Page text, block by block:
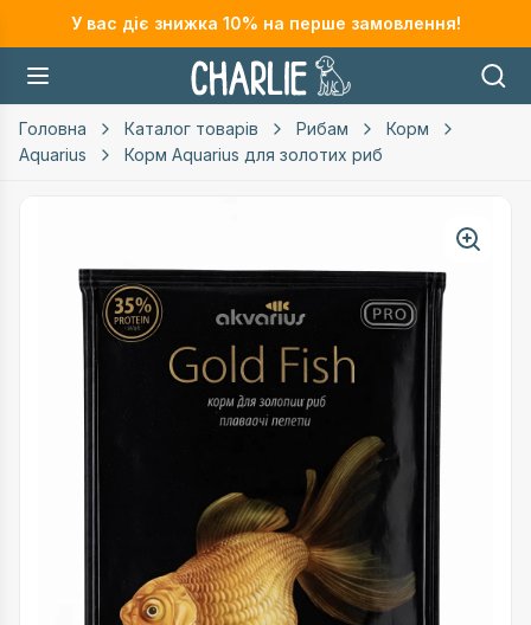
У вас діє знижка 10% на перше замовлення!
Головна Каталог товарів Рибам
Корм
Aquarius
Корм Aquarius для золотих риб